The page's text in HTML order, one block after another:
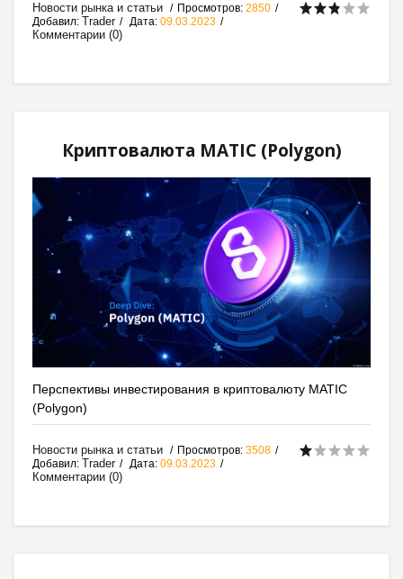
Новости рынка и статьи Просмотров: 2850
Добавил: Trader Дата: 09.03.2023
Комментарии (0)
Криптовалюта MATIC (Polygon)
Перспективы инвестирования в криптовалюту MATIC
(Polygon)
Новости рынка и статьи Просмотров: 3508
Добавил: Trader Дата: 09.03.2023
Комментарии (0)